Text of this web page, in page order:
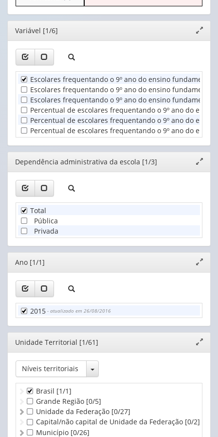
valor):
apenas
1
escola
o
cabeçalho
(possui
apenas
valor):
Unidade
Territorial
(1)
Editor
janela
Variável [1/6]
Escolares frequentando o 9º ano do ensino
Escolares frequentando o 9º ano do ensino
Escolares frequentando o 9º ano do ensino
Percentual de escolares frequentando o 9º ano do
Percentual de escolares frequentando o 9º ano do
Percentual de escolares frequentando o 9º ano do
Editor
janela
Dependência administrativa da escola [1/3]
Total
Pública
Privada
Editor
janela
Ano [1/1]
2015 - atualizado em 26/08/2016
Editor
janela
Unidade Territorial [1/61]
Níveis territoriais Toggle Dropdown
Brasil [1/1]
Grande Região [0/5]
Unidade da Federação [0/27]
Capital/não capital de Unidade da Federação [0/2]
Município [0/26]